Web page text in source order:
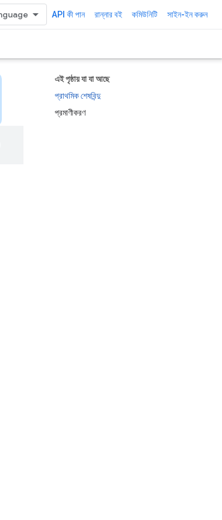
API কী পান রান্নার বই কমিউনিটি সাইন-ইন করুন
এই পৃষ্ঠায় যা যা আছে
প্রাথমিক শেষবিন্দু
প্রমাণীকরণ